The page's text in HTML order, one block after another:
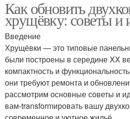
Как обновить
хрущёвку: советы и
Введение
Хрущёвки — это типовые
были построены в середине XX
компактность и
они требуют ремонта и
рассмотрим основные советы и
вам-transformировать вашу